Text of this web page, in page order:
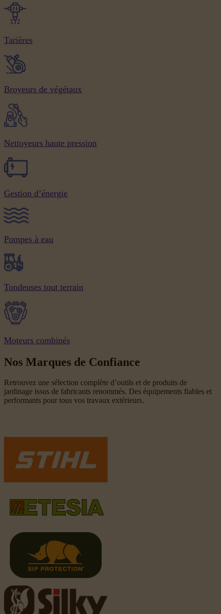
Tarières
Broyeurs de végétaux
Nettoyeurs haute pression
Gestion d’énergie
Pompes à eau
Tondeuses tout terrain
Moteurs combinés
Nos Marques de Confiance
Retrouvez une sélection complète d’outils et de produits de
jardinage issus de fabricants renommés. Des équipements fiables et
performants pour tous vos travaux extérieurs.